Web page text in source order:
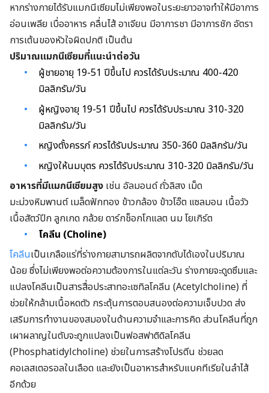
หากร่างกายได้รับแมกนีเซียมไม่เพียงพอในระยะยาวอาจทำให้มีอาการ
อ่อนเพลีย เบื่ออาหาร คลื่นไส้ อาเจียน มีอาการชา มีอาการชัก อัตรา
การเต้นของหัวใจผิดปกติ เป็นต้น
ปริมาณแมกนีเซียมที่แนะนำต่อวัน
ผู้ชายอายุ 19-51 ปีขึ้นไป ควรได้รับประมาณ 400-420
มิลลิกรัม/วัน
ผู้หญิงอายุ 19-51 ปีขึ้นไป ควรได้รับประมาณ 310-320
มิลลิกรัม/วัน
หญิงตั้งครรภ์ ควรได้รับประมาณ 350-360 มิลลิกรัม/วัน
หญิงให้นมบุตร ควรได้รับประมาณ 310-320 มิลลิกรัม/วัน
อาหารที่มีแมกนีเซียมสูง เช่น อัลมอนด์ ถั่วลิสง เม็ด
มะม่วงหิมพานต์ เมล็ดฟักทอง ข้าวกล้อง ข้าวโอ๊ต แซลมอน เนื้อวัว
เนื้อสัตว์ปีก ลูกเกด กล้วย ดาร์กช็อกโกแลต นม โยเกิร์ต
โคลีน (Choline)
โคลีนเป็นเกลือแร่ที่ร่างกายสามารถผลิตจากตับได้เองในปริมาณ
น้อย ซึ่งไม่เพียงพอต่อความต้องการในแต่ละวัน ร่างกายจะดูดซึมและ
แปลงโคลีนเป็นสารสื่อประสาทอะเซทิลโคลีน (Acetylcholine) ที่
ช่วยให้กล้ามเนื้อหดตัว กระตุ้นการตอบสนองต่อความเจ็บปวด ส่ง
เสริมการทำงานของสมองในด้านความจำและการคิด ส่วนโคลีนที่ถูก
เผาผลาญในตับจะถูกแปลงเป็นฟอสฟาติดิลโคลีน
(Phosphatidylcholine) ช่วยในการสร้างโปรตีน ช่วยลด
คอเลสเตอรอลในเลือด และยังเป็นอาหารสำหรับแบคทีเรียในลำไส้
อีกด้วย